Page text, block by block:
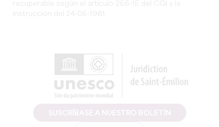
recuperable según el artículo 266-1E del CGI y la
instrucción del 24-06-1981